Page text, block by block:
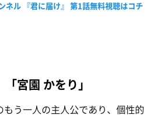
ネル 『君に届け』 第1話無料視聴はコチ
宮園 かをり」
もう一人の主人公であり、個性的